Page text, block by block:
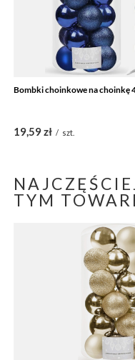
Bombki choinkowe na choinkę
19,59 zł / szt.
TYM